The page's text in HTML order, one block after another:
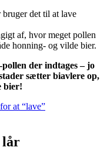
det til at lave
af, hvor meget pollen
honning- og vilde bier.
der indtages – jo
sætter biavlere op,
bier!
at “lave”
lår